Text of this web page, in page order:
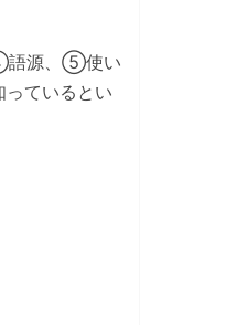
語源、⑤使い
ているとい